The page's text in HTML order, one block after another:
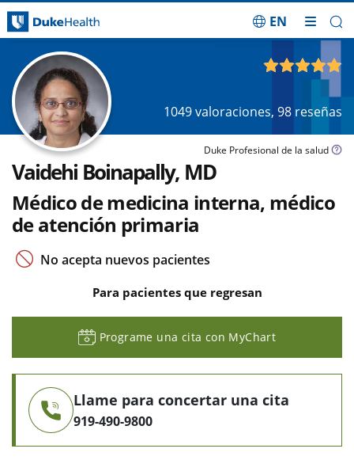
EN
1049valoraciones, 98 reseñas
Duke Profesional de la salud
Vaidehi Boinapally, MD
Médico de medicina interna, médico
de atención primaria
No acepta nuevos pacientes
Para pacientes que regresan
Programe una cita con MyChart
Llame para concertar una cita
919-490-9800